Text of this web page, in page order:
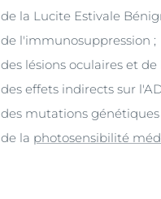
de la Lucite Estivale
de l'immunosuppression ;
des lésions oculaires et de
des effets indirects sur
des mutations
de la photosensibilité